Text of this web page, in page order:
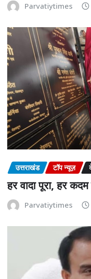
Parvatiytimes
उत्तराखंड टॉप न्यूज़
हर वादा पूरा, हर
Parvatiytimes